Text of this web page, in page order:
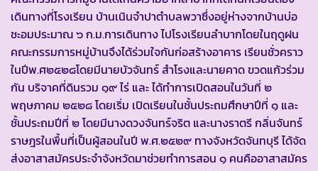
เดินทางที่โรงเรียน บ้านเนินจำปาตำบลพวาซึ่งอยู่ห่างจากบ้านบ่อ
ชะอมประมาณ ๖ ก.ม.การเดินทาง ไปโรงเรียนลำบากโดยในฤดูฝน
คณะกรรมการหมู่บ้านจึงได้ร่วมใจกันก่อสร้างอาคาร เรียนชั่วคราว
ในปีพ.ศ๒๕๒๘โดยมีนายบัวจันทร์ สำโรงและนายคาด ขวดแก้วร่วม
กัน บริจาคที่ดินรวม ๑๙ ไร่ และ ได้ทำการเปิดสอนในวันที่ ๒
พฤษภาคม ๒๕๒๘ โดยเริ่ม เปิดเรียนในชั้นประถมศึกษาปีที่ ๑ และ
ชั้นประถมปีที่ ๒ โดยมีนางดวงจันทร์จริต และนางราตรี กลิ่นจันทร์
ราษฎรในพื้นที่เป็นผู้สอนในปี พ.ศ.๒๕๒๙ ทางจังหวัดจันทบุรี ได้จัด
ส่งอาสาสมัครประจำจังหวัดมาช่วยทำการสอน ๑ คนคืออาสาสมัคร